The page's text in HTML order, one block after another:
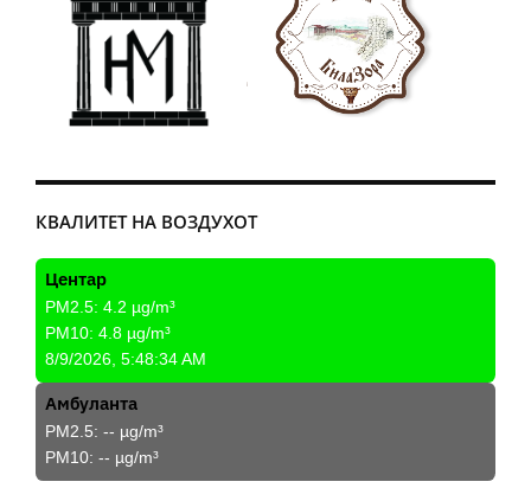
КВАЛИТЕТ НА ВОЗДУХОТ
Центар
PM2.5: 4.2 µg/m³
PM10: 4.8 µg/m³
8/9/2026, 5:48:34 AM
Амбуланта
PM2.5: -- µg/m³
PM10: -- µg/m³